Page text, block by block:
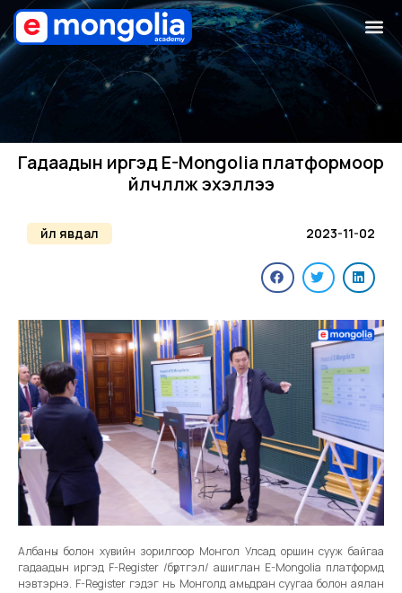
Гадаадын иргэд E-Mongolia платформоор
үйлчлүүлж эхэллээ
Үйл явдал 2023-11-02
Албаны болон хувийн зорилгоор Монгол Улсад оршин сууж байгаа
гадаадын иргэд F-Register /бүртгэл/ ашиглан E-Mongolia платформд
нэвтэрнэ. F-Register гэдэг нь Монголд амьдран суугаа болон аялан